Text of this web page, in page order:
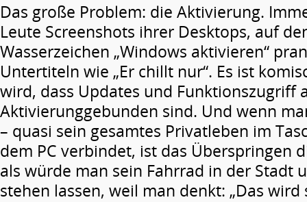
Das große Problem: die Aktivierung.
Leute Screenshots ihrer Desktops, auf
Wasserzeichen „Windows aktivieren“
Untertiteln wie „Er chillt nur“. Es ist
wird, dass Updates und Funktionszugriff
Aktivierunggebunden sind. Und wenn
– quasi sein gesamtes Privatleben im
dem PC verbindet, ist das Überspringen
als würde man sein Fahrrad in der Stadt
stehen lassen, weil man denkt: „Das wird